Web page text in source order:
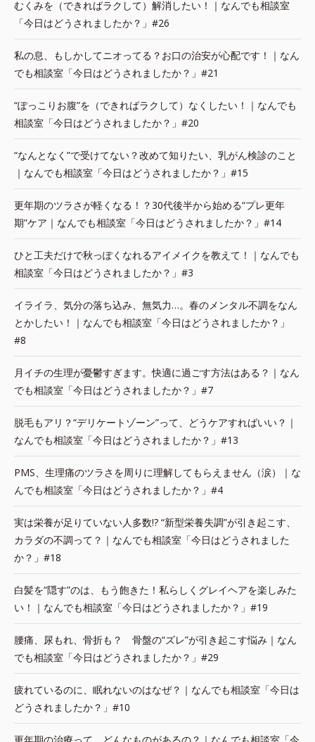
むくみを（できればラクして）解消したい！｜なんでも相談室
「今日はどうされましたか？」#26
私の息、もしかしてニオってる？お口の治安が心配です！｜なん
でも相談室「今日はどうされましたか？」#21
“ぽっこりお腹”を（できればラクして）なくしたい！｜なんでも
相談室「今日はどうされましたか？」#20
“なんとなく”で受けてない？改めて知りたい、乳がん検診のこと
｜なんでも相談室「今日はどうされましたか？」#15
更年期のツラさが軽くなる！？30代後半から始める“プレ更年
期”ケア｜なんでも相談室「今日はどうされましたか？」#14
ひと工夫だけで秋っぽくなれるアイメイクを教えて！｜なんでも
相談室「今日はどうされましたか？」#3
イライラ、気分の落ち込み、無気力…。春のメンタル不調をなん
とかしたい！｜なんでも相談室「今日はどうされましたか？」
#8
月イチの生理が憂鬱すぎます。快適に過ごす方法はある？｜なん
でも相談室「今日はどうされましたか？」#7
脱毛もアリ？“デリケートゾーン”って、どうケアすればいい？｜
なんでも相談室「今日はどうされましたか？」#13
PMS、生理痛のツラさを周りに理解してもらえません（涙）｜な
んでも相談室「今日はどうされましたか？」#4
実は栄養が足りていない人多数!? “新型栄養失調”が引き起こす、
カラダの不調って？｜なんでも相談室「今日はどうされました
か？」#18
白髪を“隠す”のは、もう飽きた！私らしくグレイヘアを楽しみた
い！｜なんでも相談室「今日はどうされましたか？」#19
腰痛、尿もれ、骨折も？ 骨盤の“ズレ”が引き起こす悩み｜なん
でも相談室「今日はどうされましたか？」#29
疲れているのに、眠れないのはなぜ？｜なんでも相談室「今日は
どうされましたか？」#10